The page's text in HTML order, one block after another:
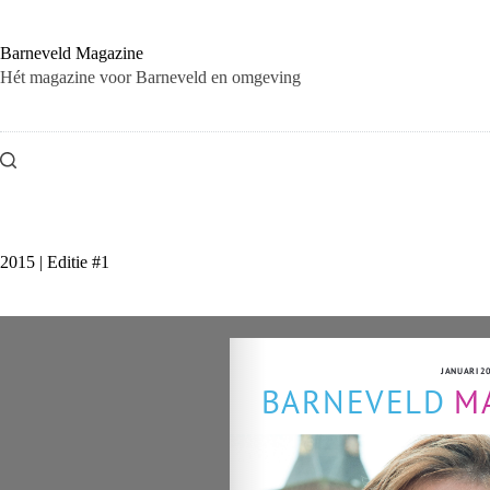
de
inhoud
Barneveld Magazine
Hét magazine voor Barneveld en omgeving
2015 | Editie #1